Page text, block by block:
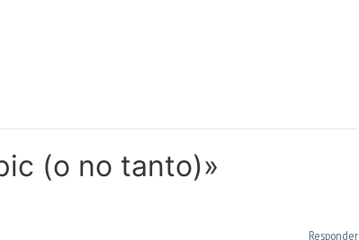
(o no tanto)»
Responder